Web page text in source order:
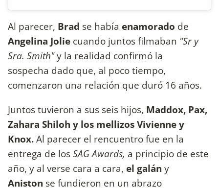
Al parecer, Brad se había enamorado de
Angelina Jolie cuando juntos filmaban "Sr y
Sra. Smith"y la realidad confirmó la
sospecha dado que, al poco tiempo,
comenzaron una relación que duró 16 años.
Juntos tuvieron a sus seis hijos, Maddox, Pax,
Zahara Shiloh y los mellizos Vivienne y
Knox.Al parecer el rencuentro fue en la
entrega de losSAG Awards, a principio de este
año, y al verse cara a cara, el galán y
Aniston se fundieron en un abrazo